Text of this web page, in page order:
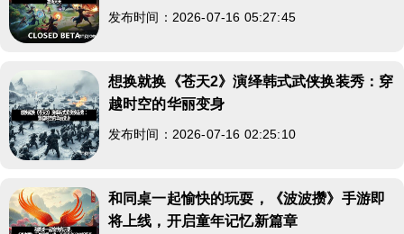
发布时间：2026-07-16 05:27:45
想换就换《苍天2》演绎韩式武侠换装秀：穿
越时空的华丽变身
发布时间：2026-07-16 02:25:10
和同桌一起愉快的玩耍，《波波攒》手游即
将上线，开启童年记忆新篇章